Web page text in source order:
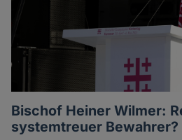
Bischof Heiner Wilmer:
systemtreuer Bewahrer?